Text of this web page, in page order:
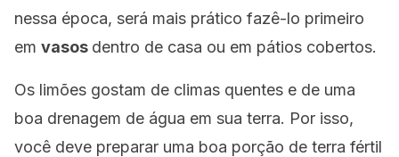
nessa época, será mais prático fazê-lo primeiro
em vasos dentro de casa ou em pátios cobertos.
Os limões gostam de climas quentes e de uma
boa drenagem de água em sua terra. Por isso,
você deve preparar uma boa porção de terra fértil